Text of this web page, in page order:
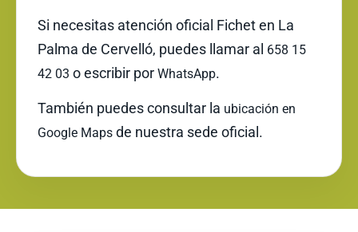
Si necesitas atención oficial Fichet en La
Palma de Cervelló, puedes llamar al 658 15
42 03 o escribir por WhatsApp.
También puedes consultar la ubicación en
Google Maps de nuestra sede oficial.